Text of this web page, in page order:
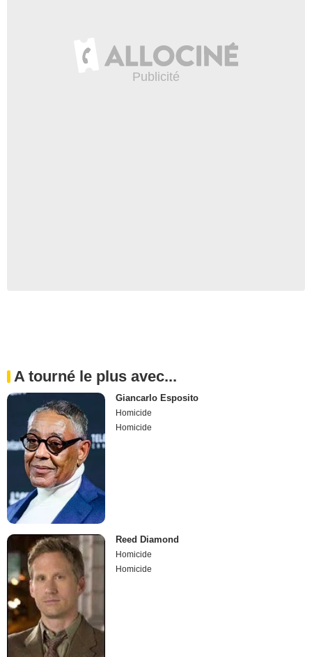
A tourné le plus avec...
Giancarlo Esposito
Homicide
Homicide
Reed Diamond
Homicide
Homicide